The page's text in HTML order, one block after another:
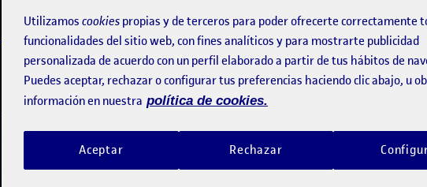
Entrega Parcial Práctica
Publicado porPRE ENTREGA RETO 3
Publicado por
Laura Zapatero Cougil
Visibilidad:
Pública Fecha de publicación
19 Nov 2025 19 noviembre, 2025 8:42 pm
-1 comentario en PRE ENTREGA RETO 3
objetivo principal ha sido observar y
analizar los elementos que
posteriormente dibujaré: el espacio
Publicado por
Publicado por
Laura Mira Ternero
Utilizamos cookies propias y de terceros para poder ofrecerte correctamente
funcionalidades del sitio web, con fines analíticos y para mostrarte publicidad
personalizada de acuerdo con un perfil elaborado a partir de tus hábitos de
Puedes aceptar, rechazar o configurar tus preferencias haciendo clic abajo, u
información en nuestra política de cookies.
Rechazar
Aceptar